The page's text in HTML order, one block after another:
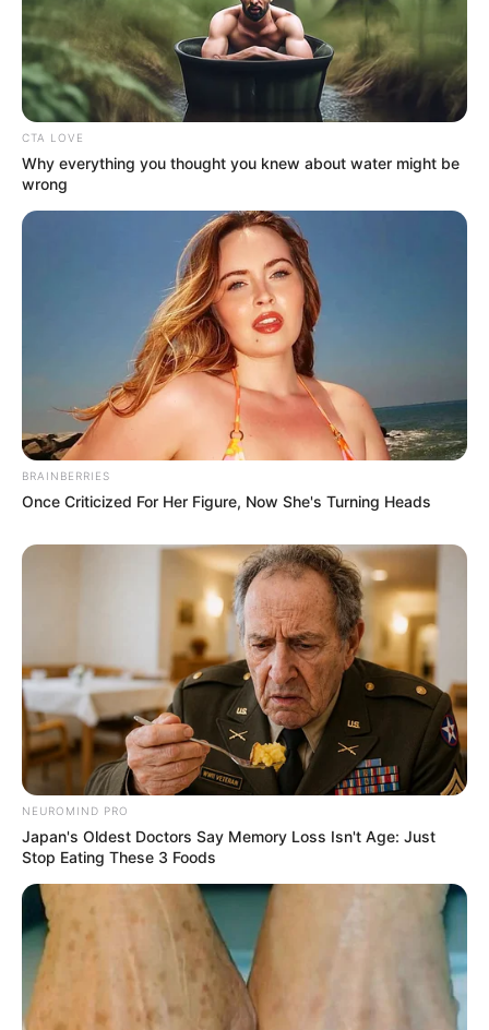
¡PÁRENLE A SUS PRENSAS, MI RAZA!
¡SUELTEN EL TACO, EL CHESCO Y AGÁRRENSE
DE DONDE PUEDAN PORQUE ESTO NO ES UN
SIMULACRO! ¡EL MUNDO DEL ESPECTÁCULO
MEXICANO SE ACABA DE ROMPER EN MIL
PEDAZOS Y EL CORAZÓN SE NOS HIZO
CHICHARRÓN CON ESTA NOTICIA QUE HUELE
A PÓLVORA Y MISTERIO!
CTA LOVE
Why everything you thought you knew about water might be
wrong
BRAINBERRIES
Once Criticized For Her Figure, Now She's Turning Heads
NEUROMIND PRO
Japan's Oldest Doctors Say Memory Loss Isn't Age: Just
Stop Eating These 3 Foods